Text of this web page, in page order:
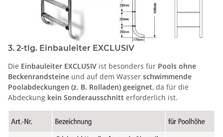
3. 2-tlg. Einbauleiter EXCLUSIV
Die Einbauleiter EXCLUSIV ist besonders für Pools ohne
Beckenrandsteine und auf dem Wasser schwimmende
Poolabdeckungen (z. B. Rolladen) geeignet, da für die
Abdeckung kein Sonderausschnitt erforderlich ist.